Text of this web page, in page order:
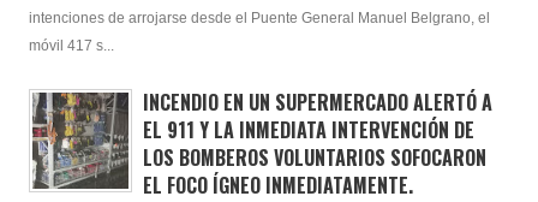
intenciones de arrojarse desde el Puente General Manuel Belgrano, el
móvil 417 s...
INCENDIO EN UN SUPERMERCADO ALERTÓ A
EL 911 Y LA INMEDIATA INTERVENCIÓN DE
LOS BOMBEROS VOLUNTARIOS SOFOCARON
EL FOCO ÍGNEO INMEDIATAMENTE.